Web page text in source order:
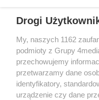
O nas
Wydarzenia
Drogi
My, naszych 1162
podmioty z Grupy
przechowujemy
przetwarzamy dane
identyfikatory,
urządzenie czy dane